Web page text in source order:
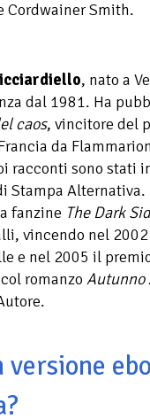
Cordwainer Smith.
, nato a
dal 1981. Ha
caos, vincitore del
da
racconti sono stati
Stampa
fanzine The Dark
vincendo nel
e nel 2005 il
romanzo Autunno